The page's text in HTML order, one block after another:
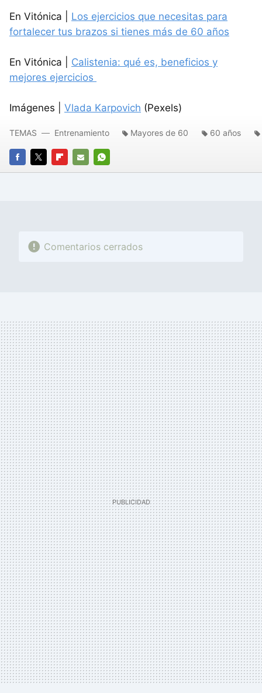
En Vitónica | Los ejercicios que necesitas para
fortalecer tus brazos si tienes más de 60 años
En Vitónica | Calistenia: qué es, beneficios y
mejores ejercicios
Imágenes | Vlada Karpovich (Pexels)
FACEBOOK
TWITTERFLIPBOARD
E-
WHATSAPP
TEMAS Entrenamiento Mayores de 60 60 años
Comentarios cerrados